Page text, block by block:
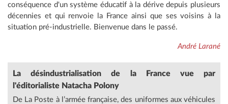
conséquence d'un système éducatif à la dérive depuis plusieurs
décennies et qui renvoie la France ainsi que ses voisins à la
situation pré-industrielle. Bienvenue dans le passé.
André Larané
La désindustrialisation de la France vue par
l'éditorialiste Natacha Polony
De La Poste à l’armée française, des uniformes aux véhicules